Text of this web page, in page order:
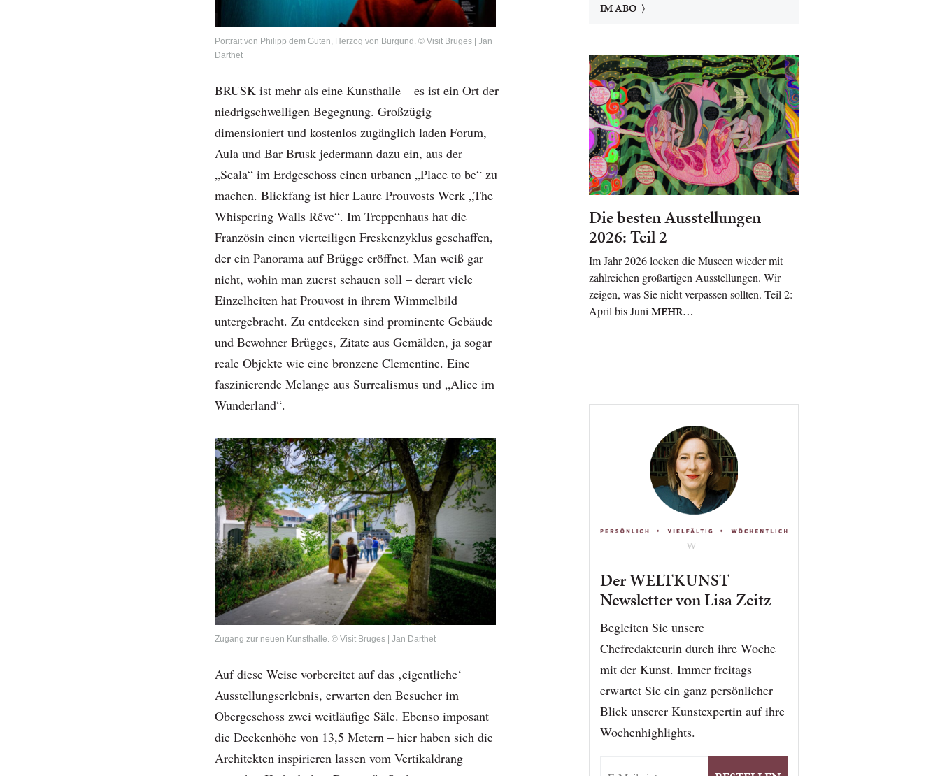
Portrait von Philipp dem Guten, Herzog von Burgund. © Visit Bruges | Jan
Darthet
BRUSK ist mehr als eine Kunsthalle – es ist ein Ort der
niedrigschwelligen Begegnung. Großzügig
dimensioniert und kostenlos zugänglich laden Forum,
Aula und Bar Brusk jedermann dazu ein, aus der
„Scala“ im Erdgeschoss einen urbanen „Place to be“ zu
machen. Blickfang ist hier Laure Prouvosts Werk „The
Whispering Walls Rêve“. Im Treppenhaus hat die
Französin einen vierteiligen Freskenzyklus geschaffen,
der ein Panorama auf Brügge eröffnet. Man weiß gar
nicht, wohin man zuerst schauen soll – derart viele
Einzelheiten hat Prouvost in ihrem Wimmelbild
untergebracht. Zu entdecken sind prominente Gebäude
und Bewohner Brügges, Zitate aus Gemälden, ja sogar
reale Objekte wie eine bronzene Clementine. Eine
faszinierende Melange aus Surrealismus und „Alice im
Wunderland“.
Zugang zur neuen Kunsthalle. © Visit Bruges | Jan Darthet
Auf diese Weise vorbereitet auf das ‚eigentliche‘
Ausstellungserlebnis, erwarten den Besucher im
Obergeschoss zwei weitläufige Säle. Ebenso imposant
die Deckenhöhe von 13,5 Metern – hier haben sich die
Architekten inspirieren lassen vom Vertikaldrang
IM ABO
Die besten Ausstellungen
2026: Teil 2
Im Jahr 2026 locken die Museen wieder mit
zahlreichen großartigen Ausstellungen. Wir
zeigen, was Sie nicht verpassen sollten. Teil 2:
April bis Juni MEHR…
Der WELTKUNST-
Newsletter von Lisa Zeitz
Begleiten Sie unsere
Chefredakteurin durch ihre Woche
mit der Kunst. Immer freitags
erwartet Sie ein ganz persönlicher
Blick unserer Kunstexpertin auf ihre
Wochenhighlights.